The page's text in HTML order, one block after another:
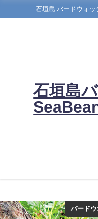
石垣島 バードウォ
石垣島
バード